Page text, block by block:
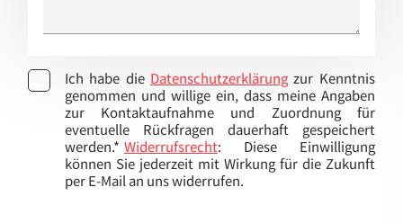
Ich habe die Datenschutzerklärungzur Kenntnis
genommen und willige ein, dass meine Angaben
zur Kontaktaufnahme und Zuordnung für
eventuelle Rückfragen dauerhaft gespeichert
werden.* Widerrufsrecht: Diese Einwilligung
können Sie jederzeit mit Wirkung für die Zukunft
per E-Mail an uns widerrufen.